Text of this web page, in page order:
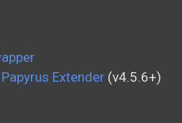
Extender(v4.5.6+)